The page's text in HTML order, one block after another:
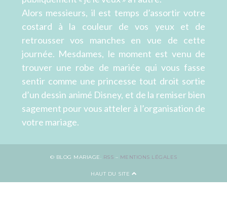
Alors messieurs, il est temps d’assortir votre
costard à la couleur de vos yeux et de
retrousser vos manches en vue de cette
journée. Mesdames, le moment est venu de
trouver une robe de mariée qui vous fasse
sentir comme une princesse tout droit sortie
d’un dessin animé Disney, et de la remiser bien
sagement pour vous atteler à l’organisation de
votre mariage.
© BLOG MARIAGE. RSS – MENTIONS LÉGALES
HAUT DU SITE